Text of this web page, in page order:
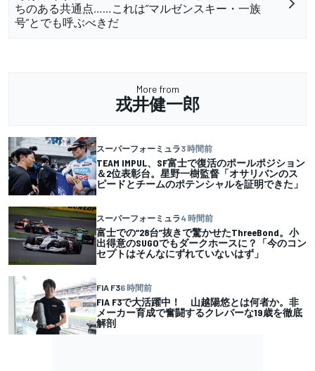
ちのある共通点……これは”マルゼンスキー・一族
号”とでも呼ぶべきだ
More from
戎井健一郎
スーパーフォーミュラ3 時間前
TEAM IMPUL、SF富士で復活のポールポジション
＆2位表彰台。星野一樹監督「オサリバンのス
ピードとチームのポテンシャルを証明できた」
スーパーフォーミュラ4 時間前
富士での“28台”抜きで驚かせたThreeBond。小
出得意のSUGOでもダークホースに？「今のコン
セプトはそんなにずれていないはず」
FIA F36 時間前
FIA F3で大活躍中！ 山越陽悠とは何者か。非
メーカー育成で奮闘するクレバーな19歳を徹底
解剖